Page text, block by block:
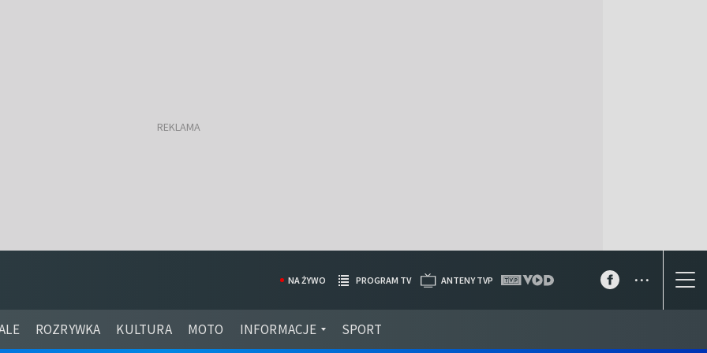
ROZRYWKA KULTURA MOTO INFORMACJE SPORT
NA ŻYWO PROGRAM TV ANTENY TVP ...